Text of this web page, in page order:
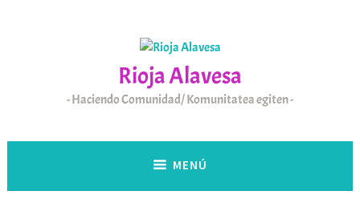
Rioja Alavesa
Haciendo Comunidad/ Komunitatea egiten
MENÚ